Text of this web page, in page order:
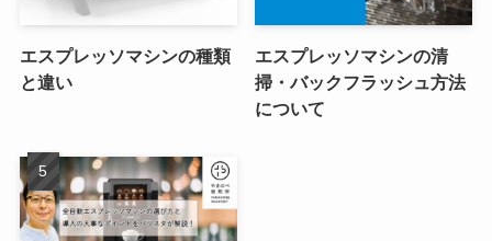
エスプレッソマシンの種類
と違い
エスプレッソマシンの清
掃・バックフラッシュ方法
について